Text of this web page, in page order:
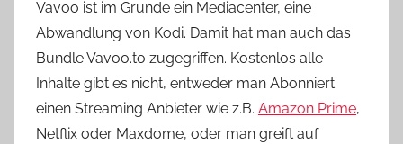
Vavoo ist im Grunde ein Mediacenter, eine
Abwandlung von Kodi. Damit hat man auch das
Bundle Vavoo.to zugegriffen. Kostenlos alle
Inhalte gibt es nicht, entweder man Abonniert
einen Streaming Anbieter wie z.B. Amazon Prime,
Netflix oder Maxdome, oder man greift auf